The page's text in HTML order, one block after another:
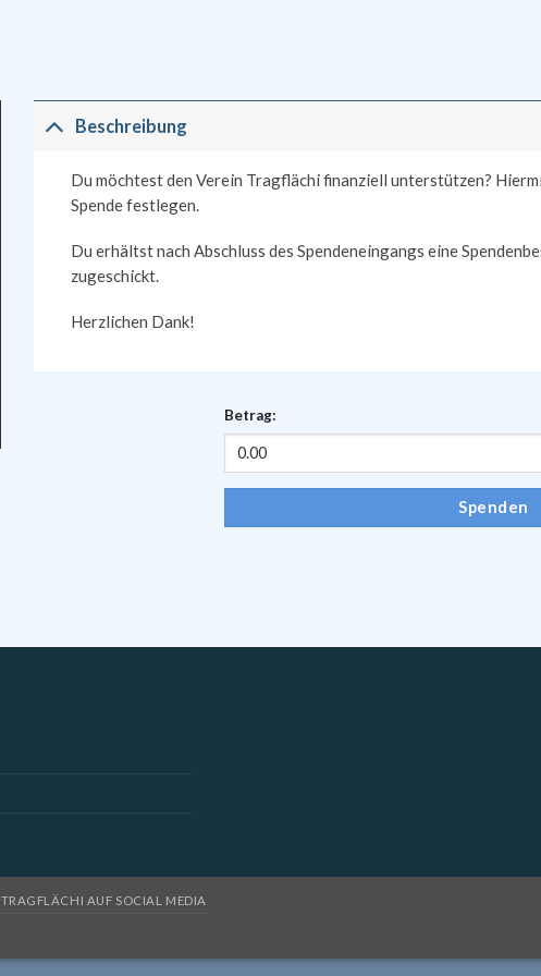
Beschreibung
Du möchtest den Verein Tragflächi finanziell unterstützen?
Spende festlegen.
Du erhältst nach Abschluss des Spendeneingangs eine
zugeschickt.
Herzlichen Dank!
Betrag:
Spenden
TRAGFLÄCHI AUF SOCIAL MEDIA